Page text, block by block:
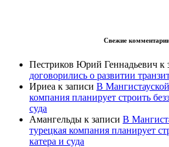
Свежие
Пестриков Юрий Геннадьевич к
договорились о развитии
Ириеа к записи В
компания планирует строить
суда
Амангельды к записи В
турецкая компания планирует
катера и суда